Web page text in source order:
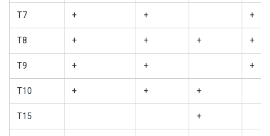
T7 + + +
T8 + + + +
T9 + + +
T10 + + +
T15 +